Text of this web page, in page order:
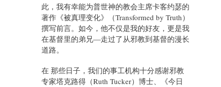
此，我有幸能为普世神的教会主席卡客约瑟的
著作《被真理变化》（Transformed by Truth）
撰写前言。如今，他不仅是我的好友，更是我
在基督里的弟兄—走过了从邪教到基督的漫长
道路。
在 那些日子，我们的事工机构十分感谢邪教
专家塔克路得（Ruth Tucker）博士、《今日